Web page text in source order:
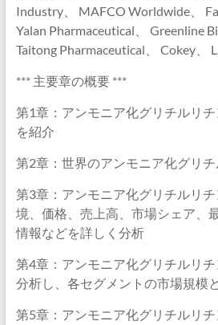
Industry、 MAFCO Worldwide、
Yalan Pharmaceutical、 Greenline
Taitong Pharmaceutical、 Cokey、
*** 主要章の概要 ***
第1章：アンモニア化グリチルリ
を紹介
第2章：世界のアンモニア化グリ
第3章：アンモニア化グリチルリ
境、価格、売上高、市場シェア、
情報などを詳しく分析
第4章：アンモニア化グリチルリ
分析し、各セグメントの市場規模
第5章：アンモニア化グリチルリ